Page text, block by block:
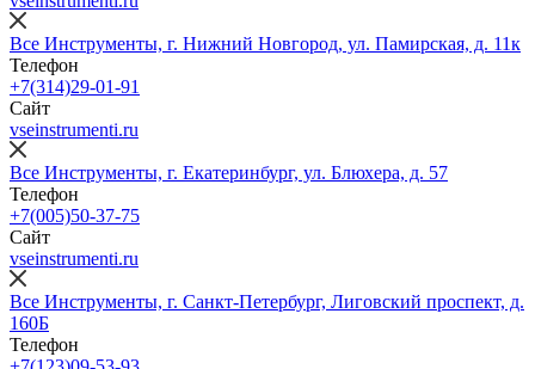
Все Инструменты, г. Нижний Новгород, ул. Памирская, д. 11к
Телефон
+7(314)29-01-91
Сайт
vseinstrumenti.ru
Все Инструменты, г. Екатеринбург, ул. Блюхера, д. 57
Телефон
+7(005)50-37-75
Сайт
vseinstrumenti.ru
Все Инструменты, г. Санкт-Петербург, Лиговский проспект, д.
160Б
Телефон